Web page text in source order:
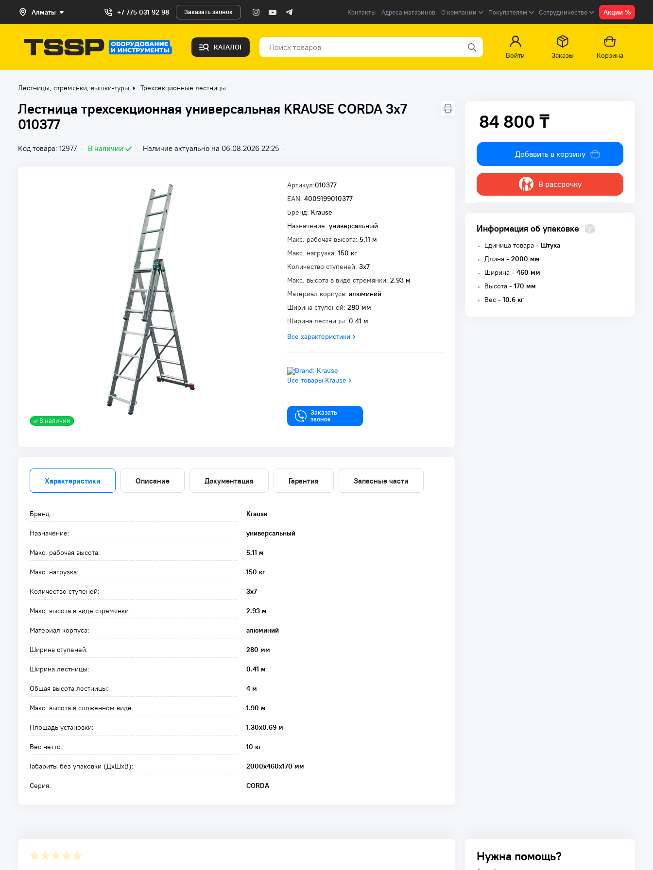
Алматы +7 775 031 92 98 Заказать звонок Контакты Адреса магазинов О компании Покупателям Сотрудничество Акции %
КАТАЛОГ
Войти
Заказы Корзина
Лестницы, стремянки, вышки-туры Трехсекционные лестницы
Лестница трехсекционная универсальная KRAUSE CORDA 3x7
010377
Код товара: 12977 • В наличии • Наличие актуально на 06.08.2026 22:25 •
В наличии
Артикул:010377
EAN: 4009199010377
Бренд: Krause
Назначение: универсальный
Макс. рабочая высота: 5.11 м
Макс. нагрузка: 150 кг
Количество ступеней: 3х7
Макс. высота в виде стремянки: 2.93 м
Материал корпуса: алюминий
Ширина ступеней: 280 мм
Ширина лестницы: 0.41 м
Все характеристики
Все товары Krause
Заказать
звонок
84 800 ₸
84 800 ₸
Добавить в корзину
В рассрочку
Информация об упаковке
Единица товара - Штука
Длина - 2000 мм
Ширина - 460 мм
Высота - 170 мм
Вес - 10.6 кг
Характеристики Описание Документация Гарантия Запасные части
Бренд: Krause
Назначение: универсальный
Макс. рабочая высота: 5.11 м
Макс. нагрузка: 150 кг
Количество ступеней: 3х7
Макс. высота в виде стремянки: 2.93 м
Материал корпуса: алюминий
Ширина ступеней: 280 мм
Ширина лестницы: 0.41 м
Общая высота лестницы: 4 м
Макс. высота в сложенном виде: 1.90 м
Площадь установки: 1.30x0.69 м
Вес нетто: 10 кг
Габариты без упаковки (ДxШxВ): 2000х460х170 мм
Серия: CORDA
Нужна помощь?